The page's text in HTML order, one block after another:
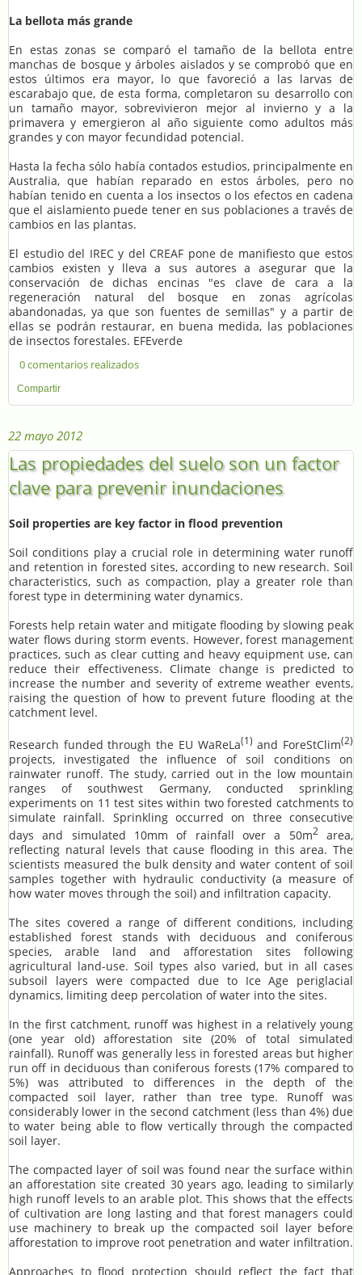
La bellota más grande
En estas zonas se comparó el tamaño de la bellota entre
manchas de bosque y árboles aislados y se comprobó que en
estos últimos era mayor, lo que favoreció a las larvas de
escarabajo que, de esta forma, completaron su desarrollo con
un tamaño mayor, sobrevivieron mejor al invierno y a la
primavera y emergieron al año siguiente como adultos más
grandes y con mayor fecundidad potencial.
Hasta la fecha sólo había contados estudios, principalmente en
Australia, que habían reparado en estos árboles, pero no
habían tenido en cuenta a los insectos o los efectos en cadena
que el aislamiento puede tener en sus poblaciones a través de
cambios en las plantas.
El estudio del IREC y del CREAF pone de manifiesto que estos
cambios existen y lleva a sus autores a asegurar que la
conservación de dichas encinas "es clave de cara a la
regeneración natural del bosque en zonas agrícolas
abandonadas, ya que son fuentes de semillas" y a partir de
ellas se podrán restaurar, en buena medida, las poblaciones
de insectos forestales. EFEverde
0 comentarios realizados
Compartir
22 mayo 2012
Las propiedades del suelo son un factor
clave para prevenir inundaciones
Soil properties are key factor in flood prevention
Soil conditions play a crucial role in determining water runoff
and retention in forested sites, according to new research. Soil
characteristics, such as compaction, play a greater role than
forest type in determining water dynamics.
Forests help retain water and mitigate flooding by slowing peak
water flows during storm events. However, forest management
practices, such as clear cutting and heavy equipment use, can
reduce their effectiveness. Climate change is predicted to
increase the number and severity of extreme weather events,
raising the question of how to prevent future flooding at the
catchment level.
Research funded through the EU WaReLa(1) and ForeStClim(2)
projects, investigated the influence of soil conditions on
rainwater runoff. The study, carried out in the low mountain
ranges of southwest Germany, conducted sprinkling
experiments on 11 test sites within two forested catchments to
simulate rainfall. Sprinkling occurred on three consecutive
days and simulated 10mm of rainfall over a 50m2area,
reflecting natural levels that cause flooding in this area. The
scientists measured the bulk density and water content of soil
samples together with hydraulic conductivity (a measure of
how water moves through the soil) and infiltration capacity.
The sites covered a range of different conditions, including
established forest stands with deciduous and coniferous
species, arable land and afforestation sites following
agricultural land-use. Soil types also varied, but in all cases
subsoil layers were compacted due to Ice Age periglacial
dynamics, limiting deep percolation of water into the sites.
In the first catchment, runoff was highest in a relatively young
(one year old) afforestation site (20% of total simulated
rainfall). Runoff was generally less in forested areas but higher
run off in deciduous than coniferous forests (17% compared to
5%) was attributed to differences in the depth of the
compacted soil layer, rather than tree type. Runoff was
considerably lower in the second catchment (less than 4%) due
to water being able to flow vertically through the compacted
soil layer.
The compacted layer of soil was found near the surface within
an afforestation site created 30 years ago, leading to similarly
high runoff levels to an arable plot. This shows that the effects
of cultivation are long lasting and that forest managers could
use machinery to break up the compacted soil layer before
afforestation to improve root penetration and water infiltration.
Approaches to flood protection should reflect the fact that